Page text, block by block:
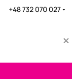
+48 732 070 027